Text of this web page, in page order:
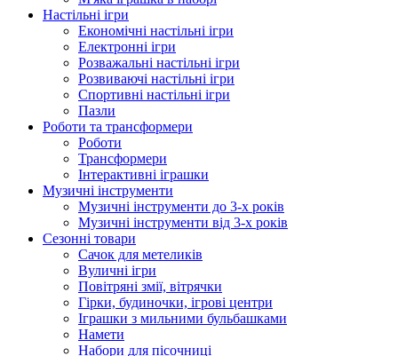
Настільні ігри
Економічні настільні ігри
Електронні ігри
Розважальні настільні ігри
Розвиваючі настільні ігри
Спортивні настільні ігри
Пазли
Роботи та трансформери
Роботи
Трансформери
Інтерактивні іграшки
Музичні інструменти
Музичні інструменти до 3-х років
Музичні інструменти від 3-х років
Сезонні товари
Сачок для метеликів
Вуличні ігри
Повітряні змії, вітрячки
Гірки, будиночки, ігрові центри
Іграшки з мильними бульбашками
Намети
Набори для пісочниці